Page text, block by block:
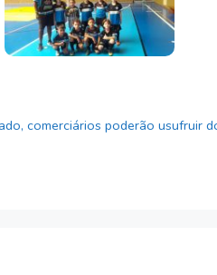
comerciários poderão usufruir